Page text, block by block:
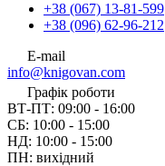
+38 (067) 13-81-599
+38 (096) 62-96-212
E-mail
info@knigovan.com
Графік роботи
ВТ-ПТ: 09:00 - 16:00
СБ: 10:00 - 15:00
НД: 10:00 - 15:00
ПН: вихідний